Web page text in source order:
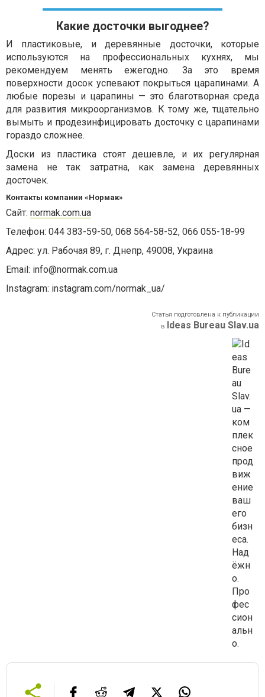
Какие досточки выгоднее?
И пластиковые, и деревянные досточки, которые
используются на профессиональных кухнях, мы
рекомендуем менять ежегодно. За это время
поверхности досок успевают покрыться царапинами. А
любые порезы и царапины — это благотворная среда
для развития микроорганизмов. К тому же, тщательно
вымыть и продезинфицировать досточку с царапинами
гораздо сложнее.
Доски из пластика стоят дешевле, и их регулярная
замена не так затратна, как замена деревянных
досточек.
Контакты компании «Нормак»
Сайт: normak.com.ua
Телефон: 044 383-59-50, 068 564-58-52, 066 055-18-99
Адрес: ул. Рабочая 89, г. Днепр, 49008, Украина
Email: info@normak.com.ua
Instagram: instagram.com/normak_ua/
Статья подготовлена к публикации
в Ideas Bureau Slav.ua